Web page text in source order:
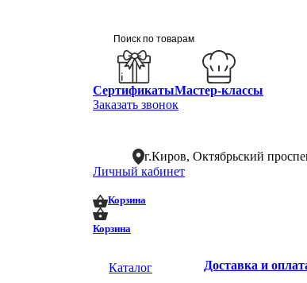
СертификатыМастер-классы
Заказать звонок
г.Киров, Октябрьский
Личный кабинет
Корзина
Корзина
Каталог Доставка и